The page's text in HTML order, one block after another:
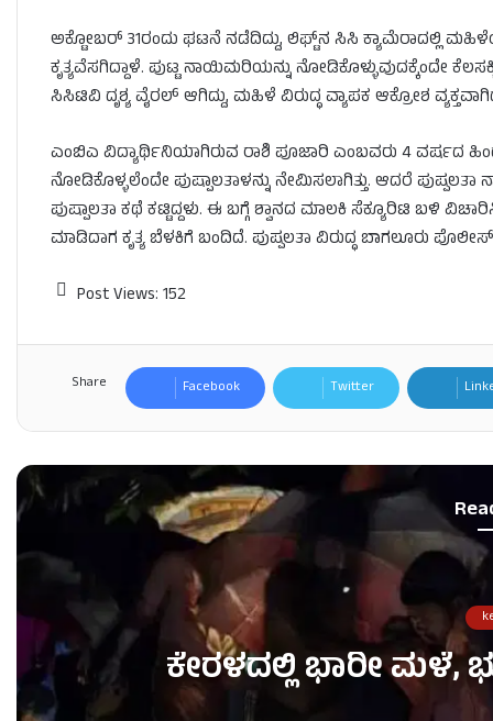
ಅಕ್ಟೋಬರ್ 31ರಂದು ಘಟನೆ ನಡೆದಿದ್ದು, ಲಿಫ್ಟ್‌ನ ಸಿಸಿ ಕ್ಯಾಮೆರಾದಲ್ಲಿ
ಕೃತ್ಯವೆಸಗಿದ್ದಾಳೆ. ಪುಟ್ಟನಾಯಿಮರಿಯನ್ನುನೋಡಿಕೊಳ್ಳುವುದಕ್ಕೆಂದೇ
ಸಿಸಿಟಿವಿ ದೃಶ್ಯವೈರಲ್ ಆಗಿದ್ದು, ಮಹಿಳೆ ವಿರುದ್ಧವ್ಯಾಪಕ ಆಕ್ರೋಶ
ಎಂಬಿಎ ವಿದ್ಯಾರ್ಥಿನಿಯಾಗಿರುವ ರಾಶಿ ಪೂಜಾರಿ ಎಂಬವರು 4ವರ್ಷದ
ನೋಡಿಕೊಳ್ಳಲೆಂದೇ ಪುಷ್ಪಾಲತಾಳನ್ನುನೇಮಿಸಲಾಗಿತ್ತು. ಆದರೆ ಪುಷ್ಪಲತಾ
ಪುಷ್ಪಾಲತಾ ಕಥೆ ಕಟ್ಟಿದ್ದಳು. ಈ ಬಗ್ಗೆ ಶ್ವಾನದ ಮಾಲಕಿ ಸೆಕ್ಯೂರಿಟಿ ಬಳಿ
ಮಾಡಿದಾಗ ಕೃತ್ಯ ಬೆಳಕಿಗೆ ಬಂದಿದೆ. ಪುಷ್ಪಲತಾ ವಿರುದ್ಧ ಬಾಗಲೂರು
Post Views: 152
Share Facebook Twitter
ಕೇರಳದಲ್ಲಿ ಭಾರೀ ಮಳೆ,